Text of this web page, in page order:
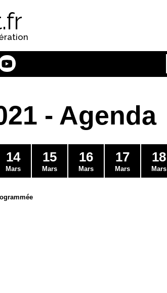
- Agenda
14
Mars
15
Mars
16
Mars
17
Mars
18
Mars